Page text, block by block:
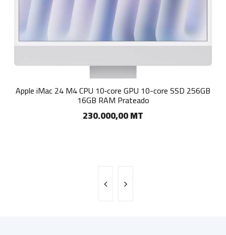
Apple iMac 24 M4 CPU 10‑core GPU 10-core SSD 256GB
16GB RAM Prateado
230.000,00 MT